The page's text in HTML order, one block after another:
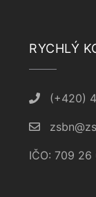
RYCHLÝ
(+420)
IČO: 709 26